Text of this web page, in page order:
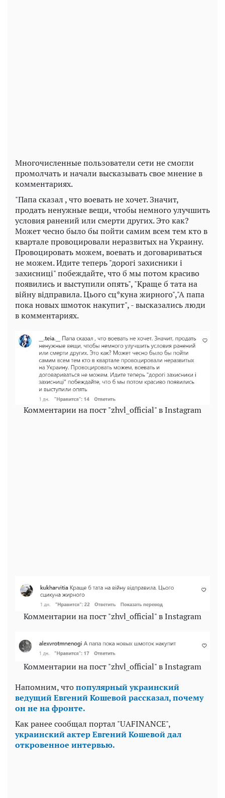
Многочисленные пользователи сети не смогли
промолчать и начали высказывать свое мнение в
комментариях.
"Папа сказал , что воевать не хочет. Значит,
продать ненужные вещи, чтобы немного улучшить
условия ранений или смерти других. Это как?
Может чесно было бы пойти самим всем тем кто в
квартале провоцировали неразвитых на Украину.
Провоцировать можем, воевать и договариваться
не можем. Идите теперь "дорогі захисники і
захисниці" побеждайте, что б мы потом красиво
появились и выступили опять", "Краще б тата на
війну відправила. Цього сц*куна жирного","А папа
пока новых шмоток накупит", - высказались люди
в комментариях.
Комментарии на пост "zhvl_official" в Instagram
Комментарии на пост "zhvl_official" в Instagram
Комментарии на пост "zhvl_official" в Instagram
Напомним, чтопопулярный украинский
ведущий Евгений Кошевой рассказал, почему
он не на фронте.
Как ранее сообщал портал "UAFINANCE",
украинский актер Евгений Кошевой дал
откровенное интервью.